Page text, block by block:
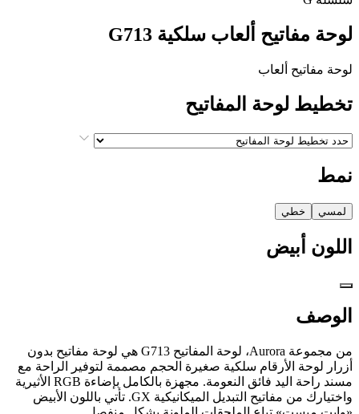
لوحة مفاتيح ألعاب سلكية G713
لوحة مفاتيح ألعاب
تخطيط لوحة المفاتيح
نمط
لمسي خطي
اللون أبيض
الوصف
من مجموعة Aurora، لوحة المفاتيح G713 هي لوحة مفاتيح بدون
أزرار لوحة الأرقام سلكية صغيرة الحجم مصممة لتوفير الراحة مع
مسند راحة اليد فائق النعومة. مجهزة بالكامل بإضاءة RGB الأثيرية
واختيارك من مفاتيح التبديل الميكانيكية GX. تأتي باللون الأبيض